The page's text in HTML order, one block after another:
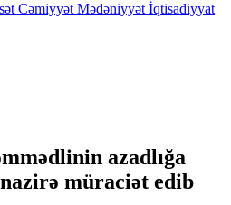
Cəmiyyət Mədəniyyət İqtisadiyyat
azadlığa
müraciət edib